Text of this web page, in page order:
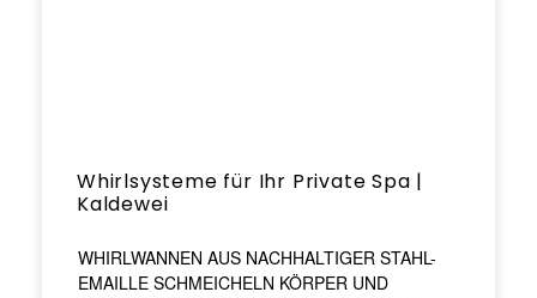
Whirlsysteme für Ihr Private Spa |
Kaldewei
WHIRLWANNEN AUS NACHHALTIGER STAHL-
EMAILLE SCHMEICHELN KÖRPER UND